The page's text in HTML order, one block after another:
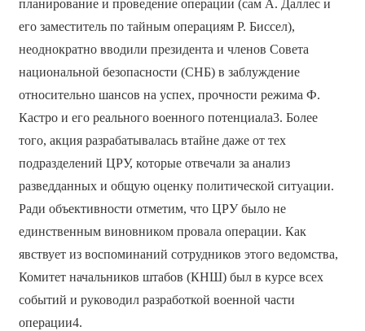
планирование и проведение операции (сам А. Даллес и
его заместитель по тайным операциям Р. Биссел),
неоднократно вводили президента и членов Совета
национальной безопасности (СНБ) в заблуждение
относительно шансов на успех, прочности режима Ф.
Кастро и его реального военного потенциала3. Более
того, акция разрабатывалась втайне даже от тех
подразделений ЦРУ, которые отвечали за анализ
разведданных и общую оценку политической ситуации.
Ради объективности отметим, что ЦРУ было не
единственным виновником провала операции. Как
явствует из воспоминаний сотрудников этого ведомства,
Комитет начальников штабов (КНШ) был в курсе всех
событий и руководил разработкой военной части
операции4.